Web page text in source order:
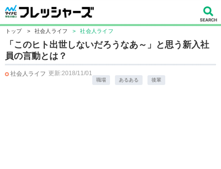
トップ > 社会人ライフ > 社会人ライフ
「このヒト出世しないだろうなあ～」と思う新入社
員の言動とは？
社会人ライフ 更新:2018/11/01
職場 あるある 後輩